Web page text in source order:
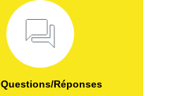
Questions/Réponses